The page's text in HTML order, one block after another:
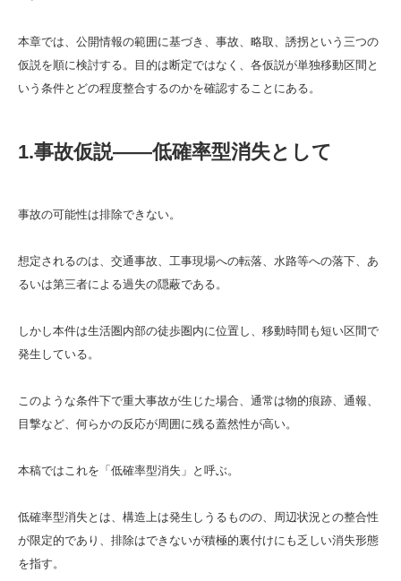
本章では、公開情報の範囲に基づき、事故、略取、誘拐という三つの
仮説を順に検討する。目的は断定ではなく、各仮説が単独移動区間と
いう条件とどの程度整合するのかを確認することにある。
1.事故仮説――低確率型消失として
事故の可能性は排除できない。
想定されるのは、交通事故、工事現場への転落、水路等への落下、あ
るいは第三者による過失の隠蔽である。
しかし本件は生活圏内部の徒歩圏内に位置し、移動時間も短い区間で
発生している。
このような条件下で重大事故が生じた場合、通常は物的痕跡、通報、
目撃など、何らかの反応が周囲に残る蓋然性が高い。
本稿ではこれを「低確率型消失」と呼ぶ。
低確率型消失とは、構造上は発生しうるものの、周辺状況との整合性
が限定的であり、排除はできないが積極的裏付けにも乏しい消失形態
を指す。